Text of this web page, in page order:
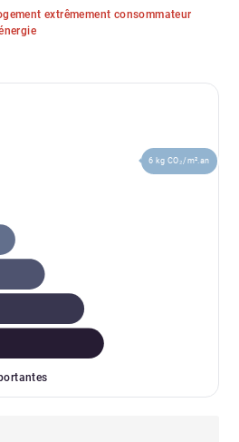
extrêmement consommateur
6 kg CO₂/m².an